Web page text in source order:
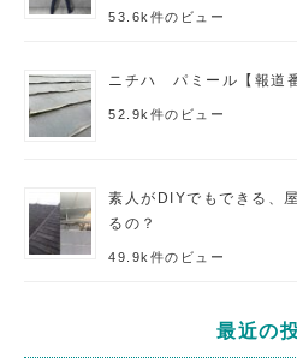
53.6k件のビュー
ニチハ パミール【報道
52.9k件のビュー
素人がDIYでもできる、
るの？
49.9k件のビュー
最近の